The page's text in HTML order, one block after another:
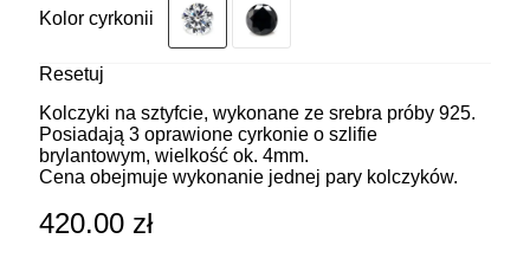
Kolor cyrkonii
Resetuj
Kolczyki na sztyfcie, wykonane ze srebra próby 925.
Posiadają 3 oprawione cyrkonie o szlifie
brylantowym, wielkość ok. 4mm.
Cena obejmuje wykonanie jednej pary kolczyków.
420.00 zł